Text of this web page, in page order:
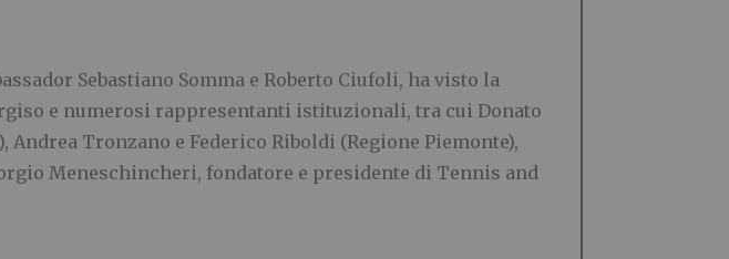
Sebastiano Somma e Roberto Ciufoli, ha visto la
e numerosi rappresentanti istituzionali, tra cui Donato
Tronzano e Federico Riboldi (Regione Piemonte),
Meneschincheri, fondatore e presidente di Tennis and